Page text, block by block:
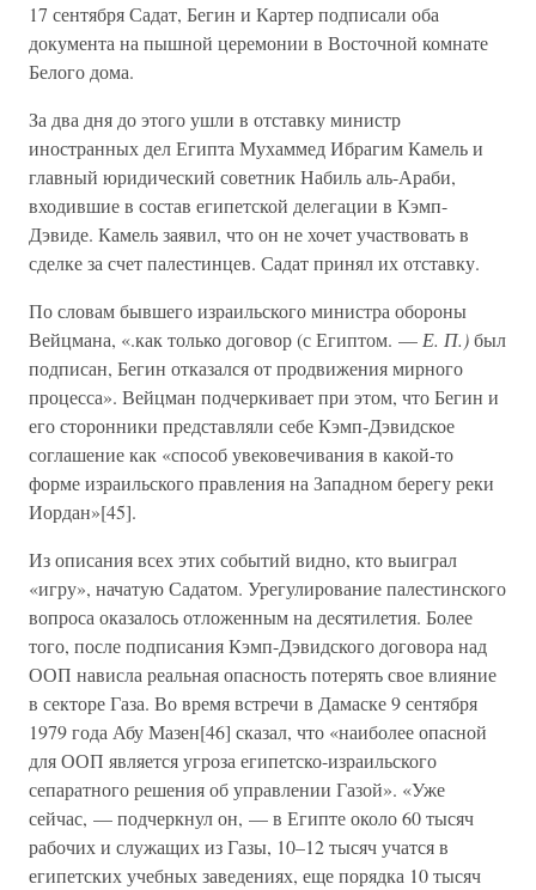
17 сентября Садат, Бегин и Картер подписали оба
документа на пышной церемонии в Восточной комнате
Белого дома.
За два дня до этого ушли в отставку министр
иностранных дел Египта Мухаммед Ибрагим Камель и
главный юридический советник Набиль аль-Араби,
входившие в состав египетской делегации в Кэмп-
Дэвиде. Камель заявил, что он не хочет участвовать в
сделке за счет палестинцев. Садат принял их отставку.
По словам бывшего израильского министра обороны
Вейцмана, «.как только договор (с Египтом. — Е. П.)был
подписан, Бегин отказался от продвижения мирного
процесса». Вейцман подчеркивает при этом, что Бегин и
его сторонники представляли себе Кэмп-Дэвидское
соглашение как «способ увековечивания в какой-то
форме израильского правления на Западном берегу реки
Иордан»[45].
Из описания всех этих событий видно, кто выиграл
«игру», начатую Садатом. Урегулирование палестинского
вопроса оказалось отложенным на десятилетия. Более
того, после подписания Кэмп-Дэвидского договора над
ООП нависла реальная опасность потерять свое влияние
в секторе Газа. Во время встречи в Дамаске 9 сентября
1979 года Абу Мазен[46] сказал, что «наиболее опасной
для ООП является угроза египетско-израильского
сепаратного решения об управлении Газой». «Уже
сейчас, — подчеркнул он, — в Египте около 60 тысяч
рабочих и служащих из Газы, 10–12 тысяч учатся в
египетских учебных заведениях, еще порядка 10 тысяч